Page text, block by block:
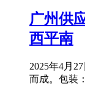
广州供
西平南
2025年4月
而成。包装